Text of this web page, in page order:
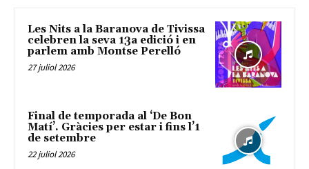
Les Nits a la Baranova de Tivissa
celebren la seva 13a edició i en
parlem amb Montse Perelló
27 juliol 2026
Final de temporada al ‘De Bon
Matí’. Gràcies per estar i fins l’1
de setembre
22 juliol 2026